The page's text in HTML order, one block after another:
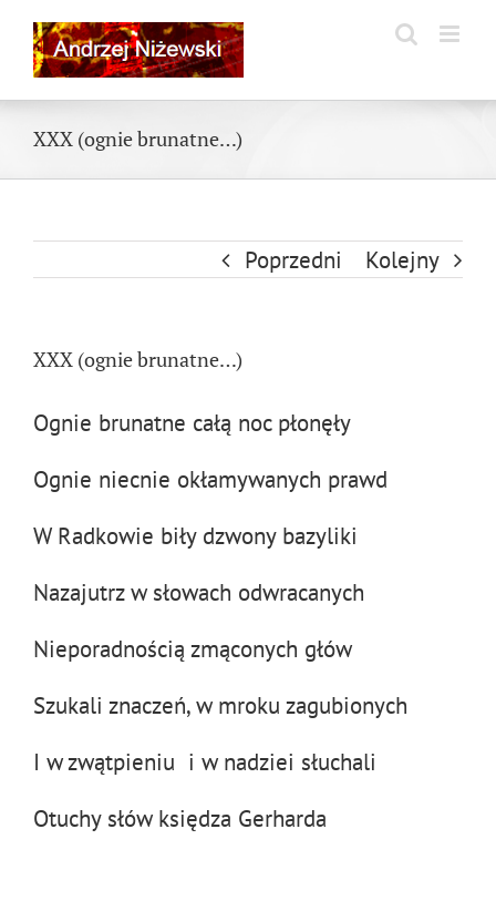
Skip
content
XXX (ognie brunatne…)
Poprzedni Kolejny
XXX (ognie brunatne…)
Ognie brunatne całą noc płonęły
Ognie niecnie okłamywanych prawd
W Radkowie biły dzwony bazyliki
Nazajutrz w słowach odwracanych
Nieporadnością zmąconych głów
Szukali znaczeń, w mroku zagubionych
I w zwątpieniu i w nadziei słuchali
Otuchy słów księdza Gerharda